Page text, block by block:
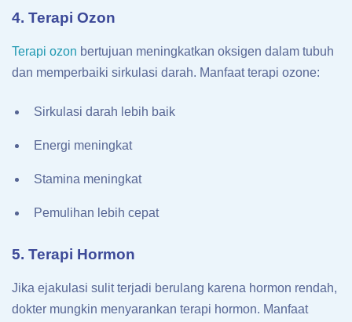
4. Terapi Ozon
Terapi ozon bertujuan meningkatkan oksigen dalam tubuh
dan memperbaiki sirkulasi darah. Manfaat terapi ozone:
Sirkulasi darah lebih baik
Energi meningkat
Stamina meningkat
Pemulihan lebih cepat
5. Terapi Hormon
Jika ejakulasi sulit terjadi berulang karena hormon rendah,
dokter mungkin menyarankan terapi hormon. Manfaat